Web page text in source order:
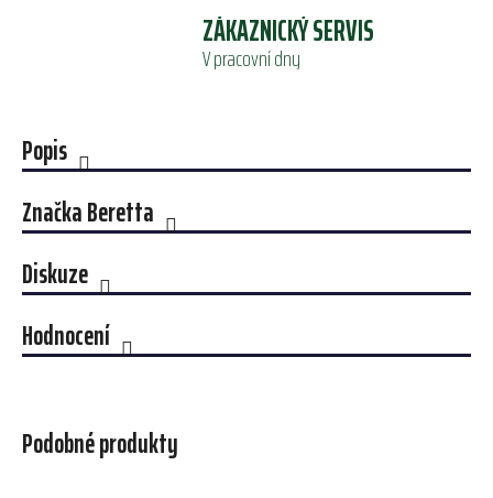
ZÁKAZNICKÝ SERVIS
V pracovní dny
Popis
ZnačkaBeretta
Diskuze
Hodnocení
Podobné produkty